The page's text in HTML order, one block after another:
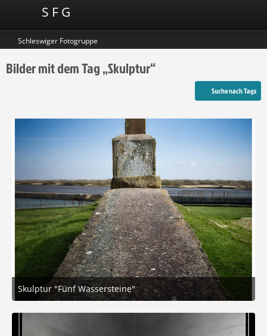
S F G
Schleswiger Fotogruppe
Bilder mit dem Tag „Skulptur“
Suche nach Tags
Skulptur "Fünf Wassersteine"
6. April 2026 um 14:50
8